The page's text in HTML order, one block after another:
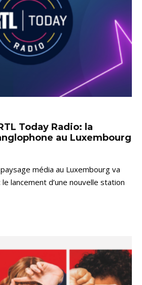
Today Radio: la
au Luxembourg
média au Luxembourg va
lancement d’une nouvelle station